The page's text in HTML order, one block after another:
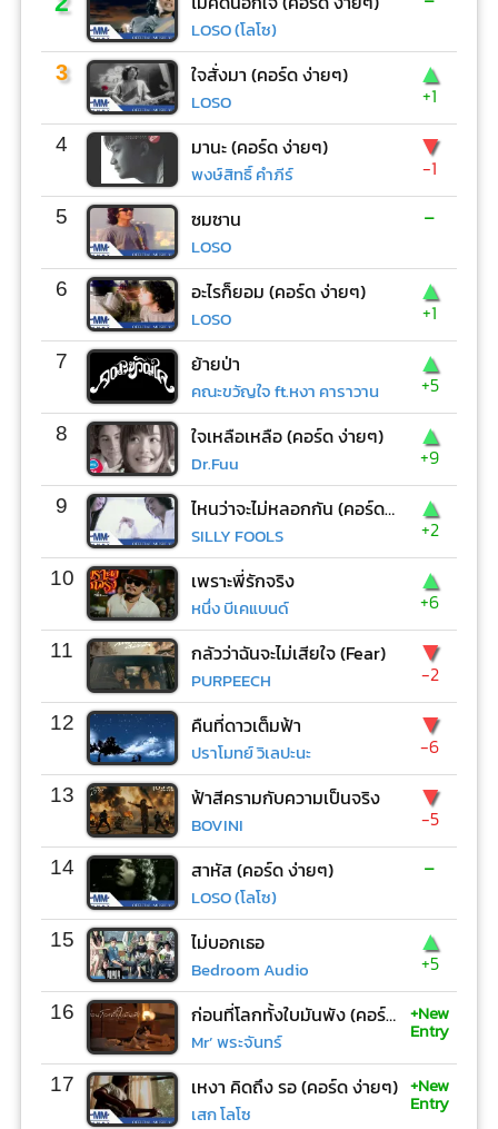
LOSO (โลโซ)
3 ใจสั่งมา (คอร์ด ง่ายๆ)
LOSO
▲
+1
4 มานะ (คอร์ด ง่ายๆ)
พงษ์สิทธิ์ คำภีร์
▼
-1
5 ซมซาน
LOSO
-
6 อะไรก็ยอม (คอร์ด ง่ายๆ)
LOSO
▲
+1
7 ย้ายป่า
คณะขวัญใจ ft.หงา คาราวาน
▲
+5
8 ใจเหลือเหลือ (คอร์ด ง่ายๆ)
Dr.Fuu
▲
+9
9 ไหนว่าจะไม่หลอกกัน (คอร์ด ง่ายๆ)
SILLY FOOLS
▲
+2
10 เพราะพี่รักจริง
หนึ่ง บีเคแบนด์
▲
+6
11 กลัวว่าฉันจะไม่เสียใจ (Fear)
PURPEECH
▼
-2
12 คืนที่ดาวเต็มฟ้า
ปราโมทย์ วิเลปะนะ
▼
-6
13 ฟ้าสีครามกับความเป็นจริง
BOVINI
▼
-5
14 สาหัส (คอร์ด ง่ายๆ)
LOSO (โลโซ)
-
15 ไม่บอกเธอ
Bedroom Audio
▲
+5
16 ก่อนที่โลกทั้งใบมันพัง (คอร์ด ง่ายๆ)
Mr’ พระจันทร์
+New
Entry
17 เหงา คิดถึง รอ (คอร์ด ง่ายๆ)
เสก โลโซ
+New
Entry